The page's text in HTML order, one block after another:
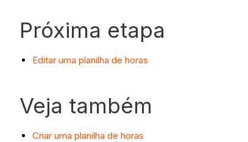
Próxima etapa
Editar uma planilha de horas
Veja também
Criar uma planilha de horas